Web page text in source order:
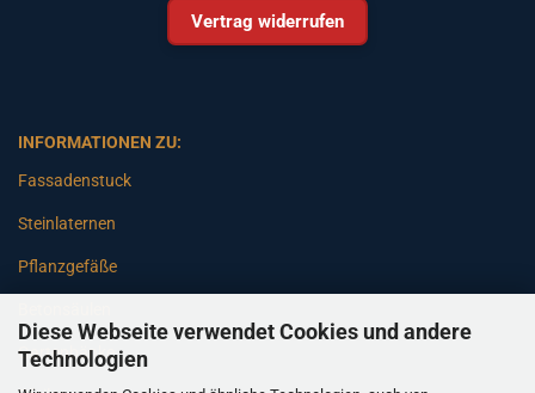
Diese Webseite verwendet Cookies und andere
Technologien
Vertrag widerrufen
INFORMATIONEN ZU:
Fassadenstuck
Steinlaternen
Pflanzgefäße
Gartenbänke